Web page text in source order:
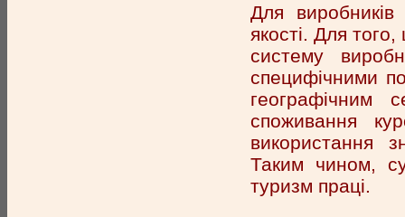
Для виробників
якості. Для
систему
специфічними
географічним
споживання
використання
Таким чином,
туризм праці.